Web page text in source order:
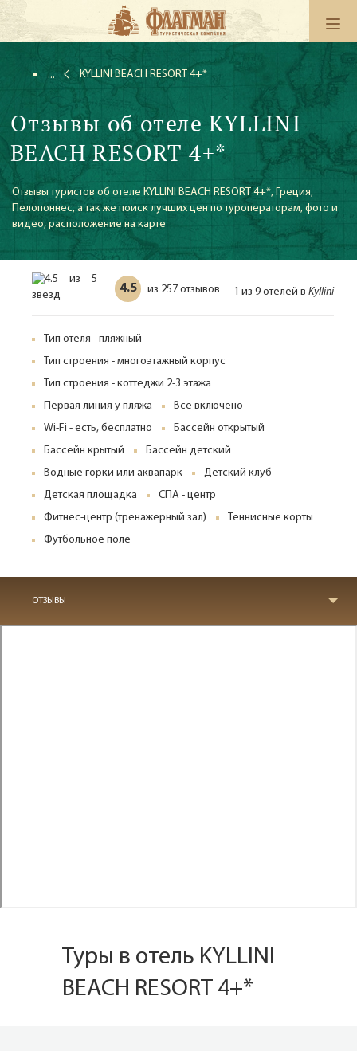
KYLLINI BEACH RESORT 4+*
Отзывы об отеле KYLLINI
BEACH RESORT 4+*
Отзывы туристов об отеле KYLLINI BEACH RESORT 4+*, Греция,
Пелопоннес, а так же поиск лучших цен по туроператорам, фото и
видео, расположение на карте
4.5 из 257 отзывов 1 из 9 отелей в Kyllini
Тип отеля - пляжный
Тип строения - многоэтажный корпус
Тип строения - коттеджи 2-3 этажа
Первая линия у пляжа
Все включено
Wi-Fi - есть, бесплатно
Бассейн открытый
Бассейн крытый
Бассейн детский
Водные горки или аквапарк
Детский клуб
Детская площадка
СПА - центр
Фитнес-центр (тренажерный зал)
Теннисные корты
Футбольное поле
ОТЗЫВЫ
Туры в отель KYLLINI
BEACH RESORT 4+*